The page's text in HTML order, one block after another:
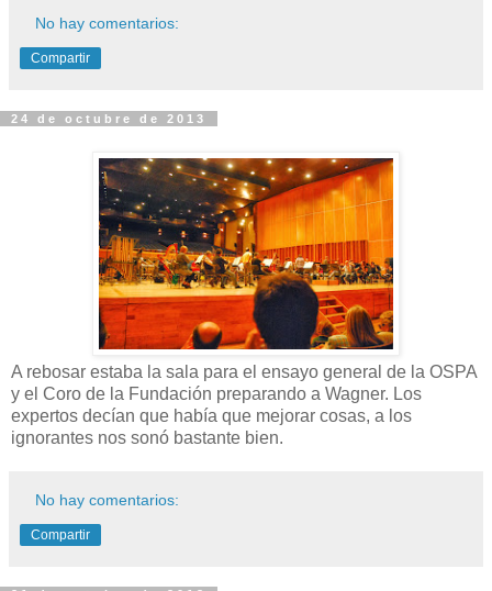
No hay comentarios:
Compartir
24 de octubre de 2013
A rebosar estaba la sala para el ensayo general de la OSPA
y el Coro de la Fundación preparando a Wagner. Los
expertos decían que había que mejorar cosas, a los
ignorantes nos sonó bastante bien.
No hay comentarios:
Compartir